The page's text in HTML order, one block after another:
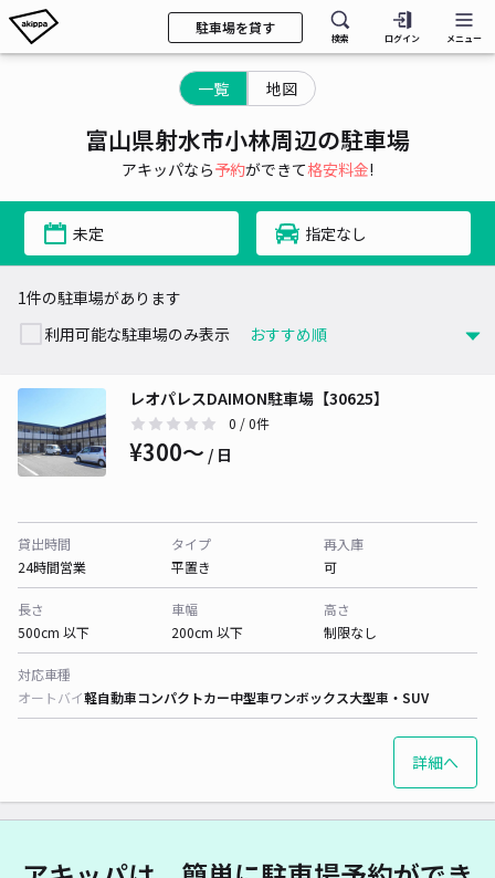
駐車場を貸す
検索 ログイン メニュー
一覧 地図
富山県射水市小林周辺の駐車場
アキッパなら予約ができて格安料金!
未定 指定なし
1件の駐車場があります
利用可能な駐車場のみ表示
レオパレスDAIMON駐車場【30625】
0 / 0件
¥300〜 / 日
貸出時間
24時間営業
タイプ
平置き
再入庫
可
長さ
500cm 以下
車幅
200cm 以下
高さ
制限なし
対応車種
オートバイ軽自動車コンパクトカー中型車ワンボックス大型車・SUV
詳細へ